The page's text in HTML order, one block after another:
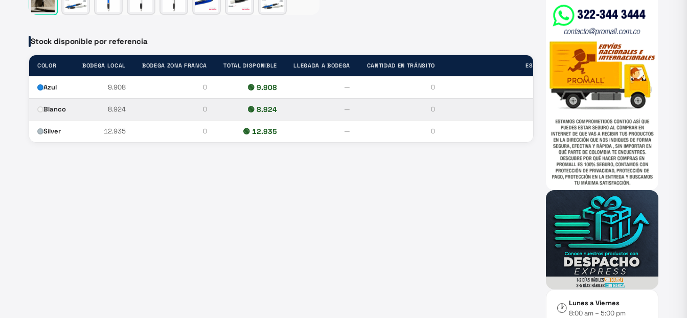
Stock disponible por referencia
COLOR BODEGA LOCAL BODEGA ZONA FRANCA TOTAL DISPONIBLE LLEGADA A BODEGA CANTIDAD EN TRÁNSITO ESTADO
Azul 9.908 0 🟢 9.908 — 0
Blanco 8.924 0 🟢 8.924 — 0
Silver 12.935 0 🟢 12.935 — 0
🕐 Lunes a Viernes
8:00 am – 5:00 pm